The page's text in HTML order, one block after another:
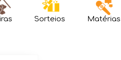
Sorteios Matérias